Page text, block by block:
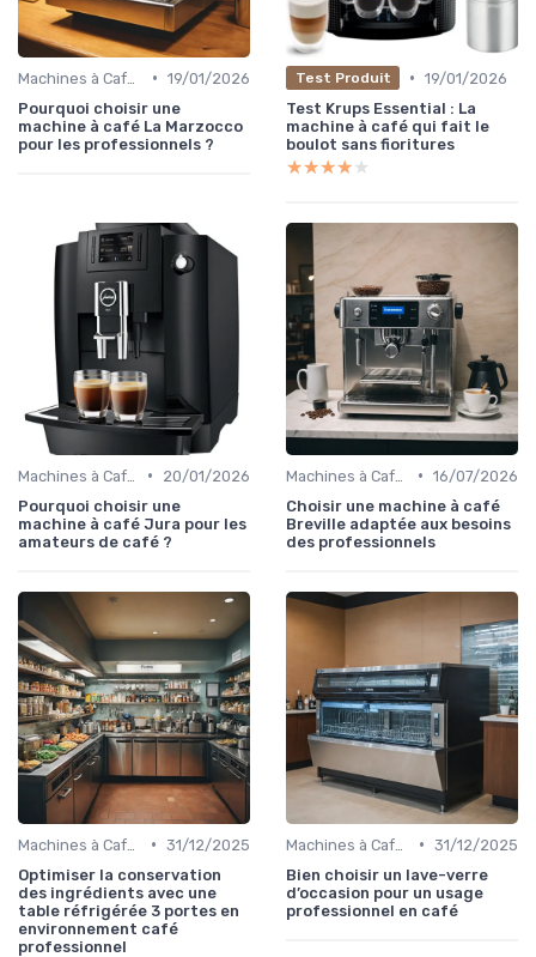
• 19/01/2026
Pourquoi choisir une
machine à café La Marzocco
pour les professionnels ?
Test Produit • 19/01/2026
Test Krups Essential : La
machine à café qui fait le
boulot sans fioritures
★★★★★
★★★★★
•
20/01/2026
Pourquoi choisir une
machine à café Jura pour les
amateurs de café ?
• 16/07/2026
Choisir une machine à café
Breville adaptée aux besoins
des professionnels
• 31/12/2025
Optimiser la conservation
des ingrédients avec une
table réfrigérée 3 portes en
environnement café
professionnel
• 31/12/2025
Bien choisir un lave-verre
d’occasion pour un usage
professionnel en café